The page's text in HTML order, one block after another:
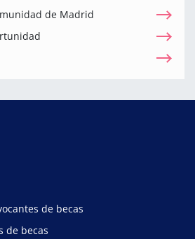
de Madrid
de becas
de becas